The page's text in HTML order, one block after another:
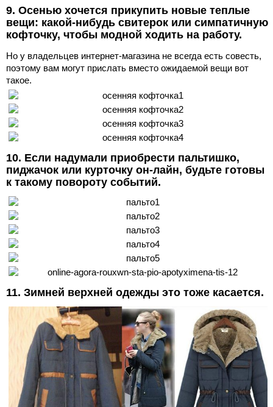
9. Осенью хочется прикупить новые теплые
вещи: какой-нибудь свитерок или симпатичную
кофточку, чтобы модной ходить на работу.
Но у владельцев интернет-магазина не всегда есть совесть,
поэтому вам могут прислать вместо ожидаемой вещи вот
такое.
10. Если надумали приобрести пальтишко,
пиджачок или курточку он-лайн, будьте готовы
к такому повороту событий.
11. Зимней верхней одежды это тоже касается.